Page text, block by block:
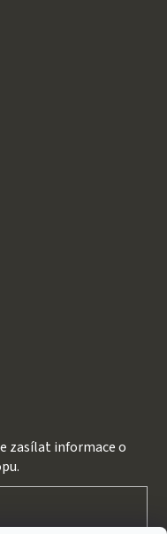
zasílat informace o